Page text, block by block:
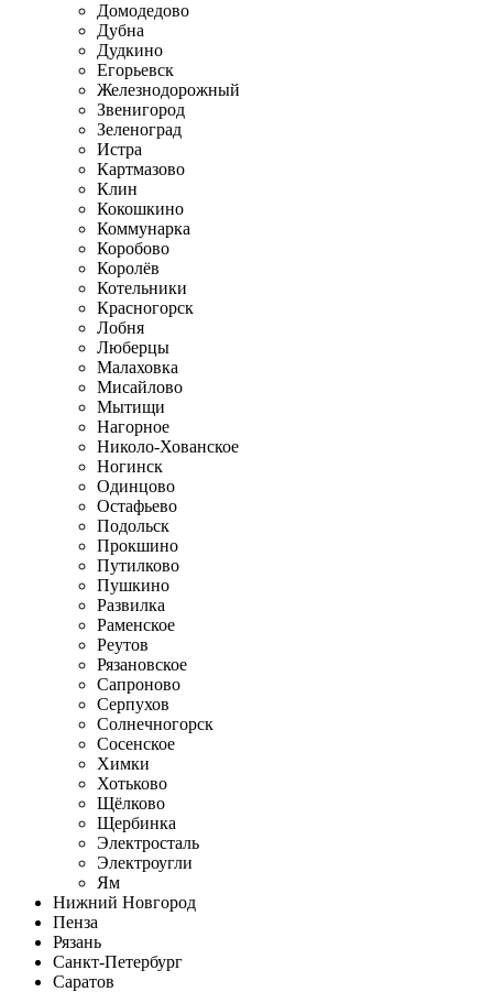
Домодедово
Дубна
Дудкино
Егорьевск
Железнодорожный
Звенигород
Зеленоград
Истра
Картмазово
Клин
Кокошкино
Коммунарка
Коробово
Королёв
Котельники
Красногорск
Лобня
Люберцы
Малаховка
Мисайлово
Мытищи
Нагорное
Николо-Хованское
Ногинск
Одинцово
Остафьево
Подольск
Прокшино
Путилково
Пушкино
Развилка
Раменское
Реутов
Рязановское
Сапроново
Серпухов
Солнечногорск
Сосенское
Химки
Хотьково
Щёлково
Щербинка
Электросталь
Электроугли
Ям
Нижний Новгород
Пенза
Рязань
Санкт-Петербург
Саратов